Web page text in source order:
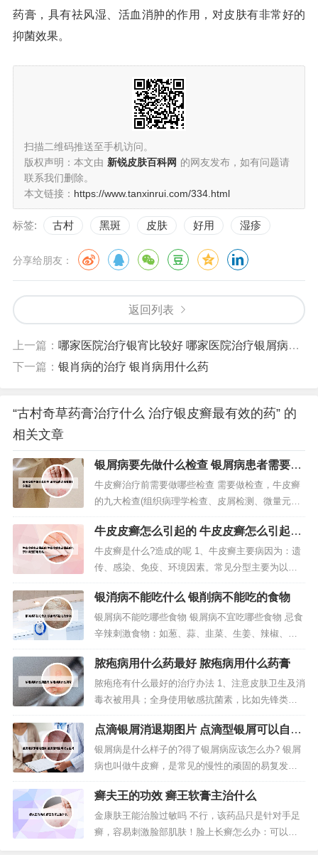
药膏，具有祛风湿、活血消肿的作用，对皮肤有非常好的
抑菌效果。
扫描二维码推送至手机访问。
版权声明：本文由 新锐皮肤百科网 的网友发布，如有问题请
联系我们删除。
本文链接： https://www.tanxinrui.com/334.html
标签: 古村 黑斑 皮肤 好用 湿疹
分享给朋友：
返回列表
上一篇： 哪家医院治疗银宵比较好 哪家医院治疗银屑病最好
下一篇： 银肖病的治疗 银肖病用什么药
“古村奇草药膏治疗什么 治疗银皮癣最有效的药” 的
相关文章
银屑病要先做什么检查 银屑病患者需要做
什么检查
牛皮癣治疗前需要做哪些检查 需要做检查，牛皮癣
的九大检查(组织病理学检查、皮屑检测、微量元素
检查、脏腑功能检查、血常规检查、肝肾功能检查
等)。在医生的正确指导下，做相应的检查，找准病
因，确定病情。常规检查：血常规，尿常规等，牛
皮癣患者视病情需而定。皮肤活体细胞检查：银屑
病病在表皮，对银屑病患者进行皮...
牛皮皮癣怎么引起的 牛皮皮癣怎么引起的
北京仲博医院地铁站
牛皮癣是什么?造成的呢 1、牛皮癣主要病因为：遗
传、感染、免疫、环境因素。常见分型主要为以下
四种：寻常型牛皮癣，皮损特点：好发头皮、躯
干、四肢伸侧，特别是肘、膝关节伸侧，也可广泛
对称分布全身。瘙痒轻重不一。2、就是牛皮癣，是
一种原因不明并易复发的慢性皮肤病。皮肤弥漫性
发红、干燥，覆以薄鳞屑，有正常皮...
银消病不能吃什么 银削病不能吃的食物
银屑病不能吃哪些食物 银屑病不宜吃哪些食物 忌食
辛辣刺激食物：如葱、蒜、韭菜、生姜、辣椒、花
椒、胡椒、桂皮、八角、小茴香、咖喱等。银屑病
忌吃的食物种类是比较多的，主要是那些容易上火
的食物，辛辣刺激的食物，海产品等等。银屑病病
人要避免吃辛辣刺激的食物，也不要吃一些腌制品
和花椒，大料等食物。银屑病什么东...
脓疱病用什么药最好 脓疱病用什么药膏
脓疱疮有什么最好的治疗办法 1、注意皮肤卫生及消
毒衣被用具；全身使用敏感抗菌素，比如先锋类；
体质弱者注意加强支援疗法；局部治疗。2、(1)全身
治疗：对于皮损广泛伴有发热或淋巴结炎者，可给
予磺胺药或抗生素制剂。3、总的来说，治疗脓包疮
要做到以下几点： 外用药消炎可缓解症状疼痛加快
脓包疮愈合。 温水勤洗...
点滴银屑消退期图片 点滴型银屑可以自愈
吗
银屑病是什么样子的?得了银屑病应该怎么办? 银屑
病也叫做牛皮癣，是常见的慢性的顽固的易复发的
皮肤顽疾，银屑病的主要特征是在红斑上会出现多
层银白色干燥鳞屑，边界清楚，银白色鳞屑剥脱后
会有出血点。好发于头皮、四肢伸侧及背部。若病
情较轻的患者可以先外用抗菌软膏，内服糖皮质激
癣夫王的功效 癣王软膏主治什么
金康肤王能治脸过敏吗 不行，该药品只是针对手足
癣，容易刺激脸部肌肤！脸上长癣怎么办：可以口